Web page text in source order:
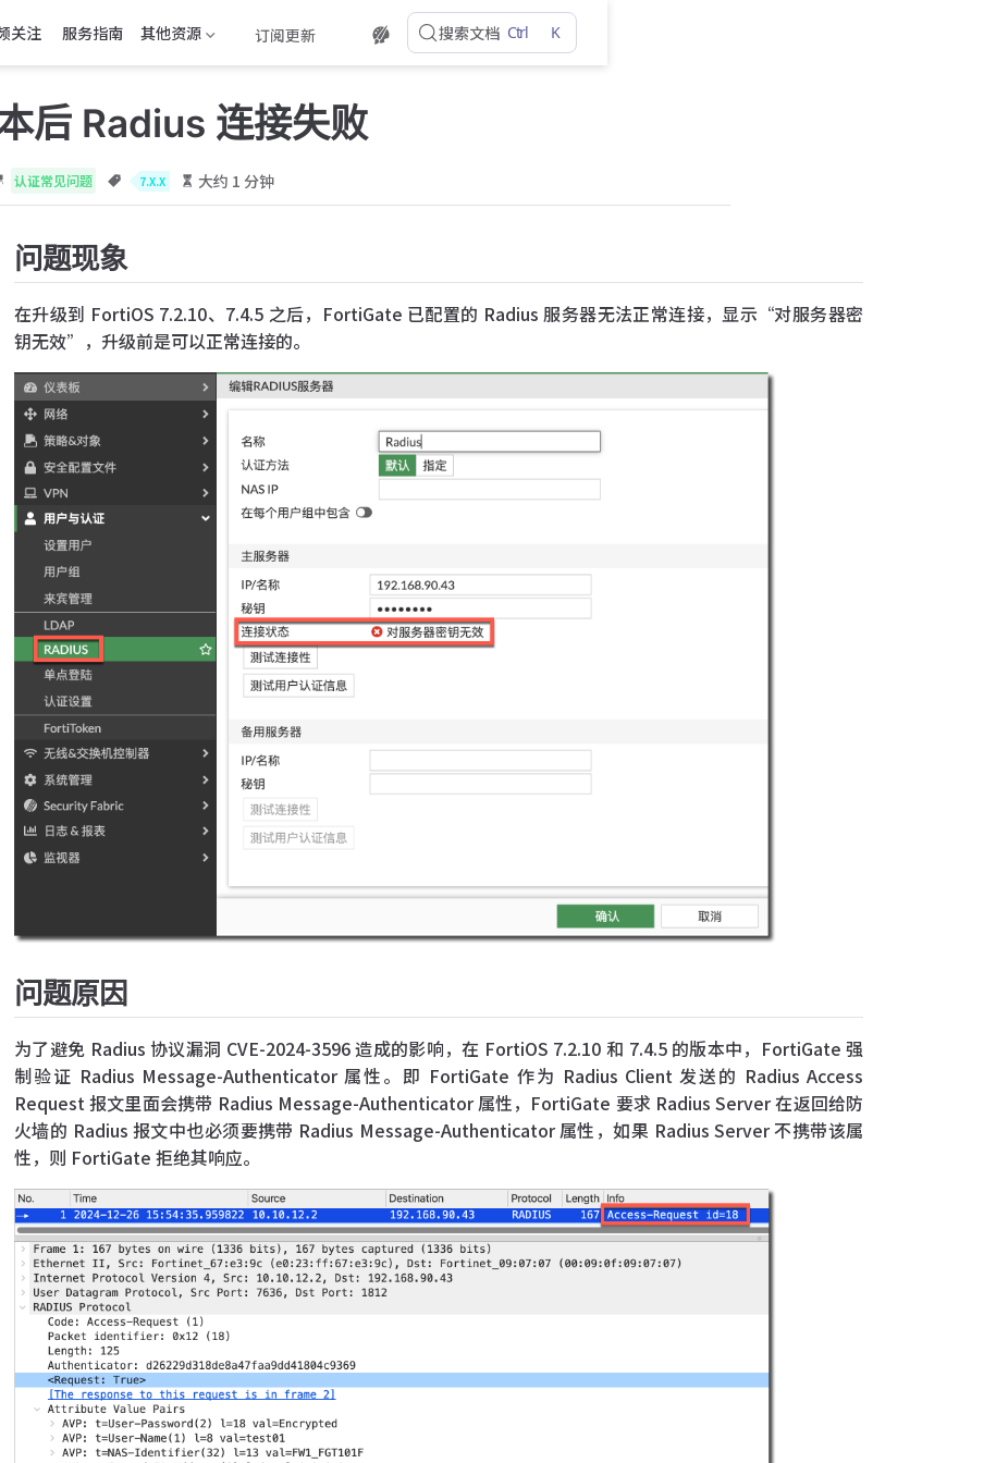
关注 服务指南 其他资源 订阅更新 搜索文档 Ctrl K
后 Radius 连接失败
认证常见问题 7.X.X 大约 1 分钟
问题现象
在升级到 FortiOS 7.2.10、7.4.5 之后，FortiGate 已配置的 Radius 服务器无法正常连接，显示“对服务器密
钥无效”，升级前是可以正常连接的。
问题原因
为了避免 Radius 协议漏洞 CVE-2024-3596 造成的影响，在 FortiOS 7.2.10 和 7.4.5 的版本中，FortiGate 强
制验证 Radius Message-Authenticator 属性。即 FortiGate 作为 Radius Client 发送的 Radius Access
Request 报文里面会携带 Radius Message-Authenticator 属性，FortiGate 要求 Radius Server 在返回给防
火墙的 Radius 报文中也必须要携带 Radius Message-Authenticator 属性，如果 Radius Server 不携带该属
性，则 FortiGate 拒绝其响应。